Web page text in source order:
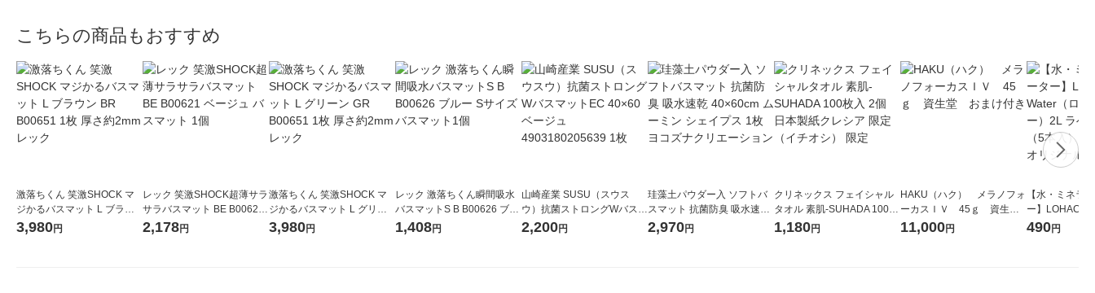
こちらの商品もおすすめ
激落ちくん 笑激SHOCK マ
ジかるバスマット L ブラウ
ン BR B00651 1枚 厚さ約2
3,980円
レック 笑激SHOCK超薄サラ
サラバスマット BE B00621
ベージュ バスマット 1個
2,178円
激落ちくん 笑激SHOCK マ
ジかるバスマット L グリー
ン GR B00651 1枚 厚さ約2
3,980円
レック 激落ちくん瞬間吸水
バスマットS B B00626 ブル
ー Sサイズ バスマット1個
1,408円
山崎産業 SUSU（スウス
ウ）抗菌ストロングWバスマ
ットEC 40×60ベージュ 490
2,200円
珪藻土パウダー入 ソフトバ
スマット 抗菌防臭 吸水速乾
40×60cm ムーミン シェイプ
2,970円
クリネックス フェイシャル
タオル 素肌-SUHADA 100枚
入 2個 日本製紙クレシア 限
1,180円
HAKU（ハク） メラノフォ
ーカスＩＶ 45ｇ 資生
堂 おまけ付き
11,000円
【水・ミネラ
ー】LOHACO
コウォーター
490円